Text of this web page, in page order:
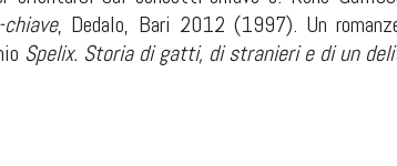
, Dedalo, Bari 2012 (1997). Un
Spelix. Storia di gatti, di stranieri e di un